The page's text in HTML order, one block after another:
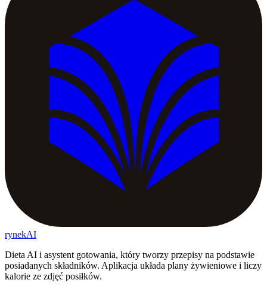
rynekAI
Dieta AI i asystent gotowania, który tworzy przepisy na podstawie
posiadanych składników. Aplikacja układa plany żywieniowe i liczy
kalorie ze zdjęć posiłków.